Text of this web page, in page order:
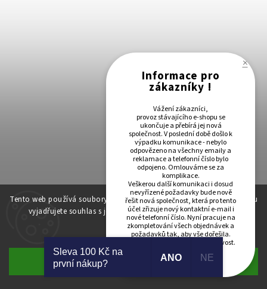
Tento web používá soubory cookie. Dalším procházením tohoto webu
vyjadřujete souhlas s jejich používáním.. Více informacízde
Nastavenie
×
Informace pro
zákazníky !
Vážení zákazníci,
provoz stávajícího e-shopu se
ukončuje a přebírá jej nová
společnost. V poslední době došlo k
výpadku komunikace - nebylo
odpovězeno na všechny emaily a
reklamace a telefonní číslo bylo
odpojeno. Omlouváme se za
komplikace.
Veškerou další komunikaci i dosud
nevyřízené požadavky bude nově
řešit nová společnost, která pro tento
účel zřizuje nový kontaktní e-mail i
nové telefonní číslo. Nyní pracuje na
zkompletování všech objednávek a
požadavků tak, aby vše dořešila.
Děkujeme za pochopení a trpělivost.
Sleva 100 Kč na
první nákup?
ANO NE